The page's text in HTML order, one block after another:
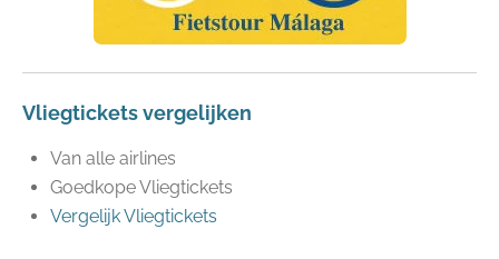
Vliegtickets vergelijken
Van alle airlines
Goedkope Vliegtickets
Vergelijk Vliegtickets